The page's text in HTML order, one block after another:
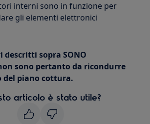
interni sono in funzione per
gli elementi elettronici
sopra SONO
sono pertanto da ricondurre
del piano cottura.
articolo è stato utile?